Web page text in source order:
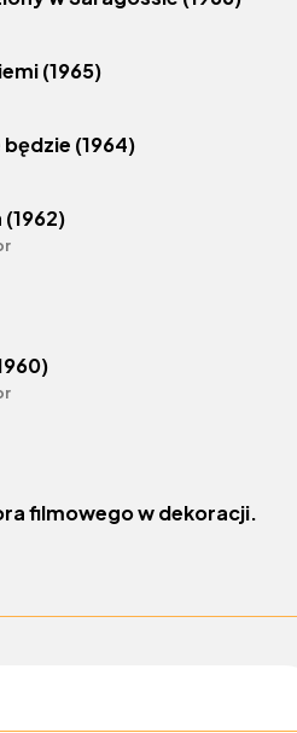
(1964)
(1965)
filmowego w dekoracji.